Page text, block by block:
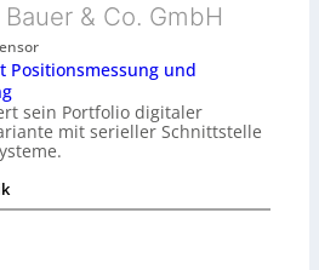
& Co. GmbH
Positionsmessung und
sein Portfolio digitaler
mit serieller Schnittstelle